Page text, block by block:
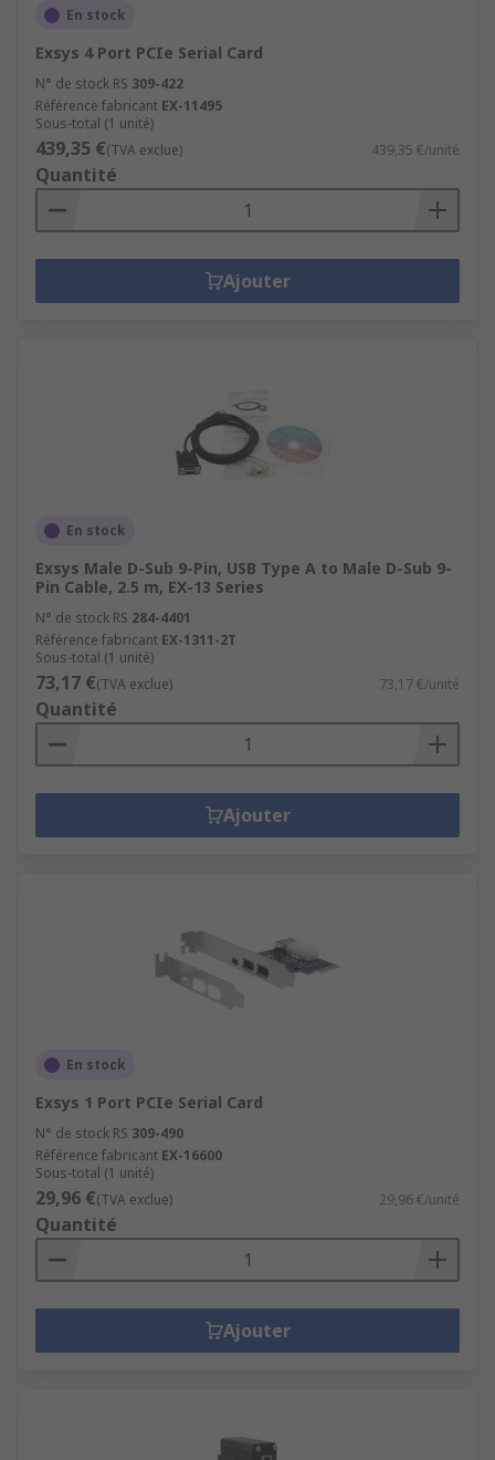
En stock
Exsys 4 Port PCIe Serial Card
N° de stock RS 309-422
Référence fabricant EX-11495
Sous-total (1 unité)
439,35 €(TVA exclue) 439,35 €/unité
Quantité
Ajouter
En stock
Exsys Male D-Sub 9-Pin, USB Type A to Male D-Sub 9-
Pin Cable, 2.5 m, EX-13 Series
N° de stock RS 284-4401
Référence fabricant EX-1311-2T
Sous-total (1 unité)
73,17 €(TVA exclue) 73,17 €/unité
Quantité
Ajouter
En stock
Exsys 1 Port PCIe Serial Card
N° de stock RS 309-490
Référence fabricant EX-16600
Sous-total (1 unité)
29,96 €(TVA exclue) 29,96 €/unité
Quantité
Ajouter